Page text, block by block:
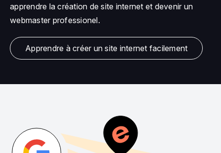
apprendre la création de site internet et devenir un
webmaster professionel.
Apprendre à créer un site internet facilement